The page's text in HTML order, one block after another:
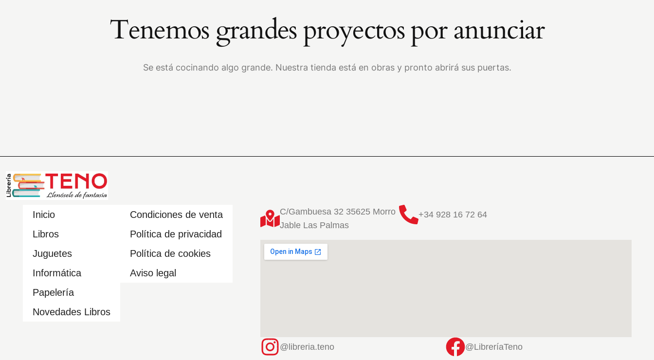
Tenemos grandes proyectos por anunciar
Se está cocinando algo grande. Nuestra tienda está en obras y pronto abrirá sus puertas.
Inicio
Libros
Juguetes
Informática
Papelería
Novedades Libros
Condiciones de venta
Política de privacidad
Política de cookies
Aviso legal
C/Gambuesa 32 35625 Morro
Jable Las Palmas
+34 928 16 72 64
@libreria.teno @LibreríaTeno